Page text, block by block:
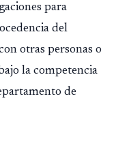
para
del
otras personas o
la competencia
de